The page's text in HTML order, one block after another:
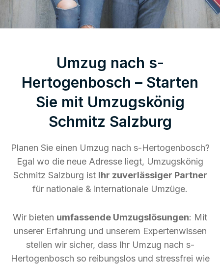
Umzug nach s-
Hertogenbosch – Starten
Sie mit Umzugskönig
Schmitz Salzburg
Planen Sie einen Umzug nach s-Hertogenbosch?
Egal wo die neue Adresse liegt, Umzugskönig
Schmitz Salzburg ist Ihr zuverlässiger Partner
für nationale & internationale Umzüge.
Wir bieten umfassende Umzugslösungen: Mit
unserer Erfahrung und unserem Expertenwissen
stellen wir sicher, dass Ihr Umzug nach s-
Hertogenbosch so reibungslos und stressfrei wie